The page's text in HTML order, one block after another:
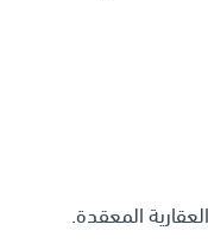
المعقدة.